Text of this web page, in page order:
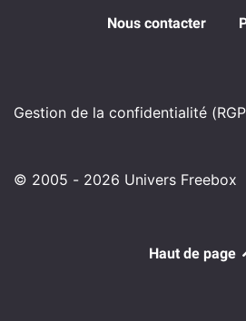
Nous contacter
Gestion de la confidentialité
© 2005 - 2026 Univers Freebox
Haut de page